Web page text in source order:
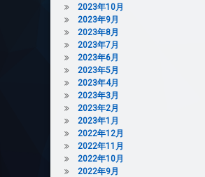
2023年10月
2023年9月
2023年8月
2023年7月
2023年6月
2023年5月
2023年4月
2023年3月
2023年2月
2023年1月
2022年12月
2022年11月
2022年10月
2022年9月